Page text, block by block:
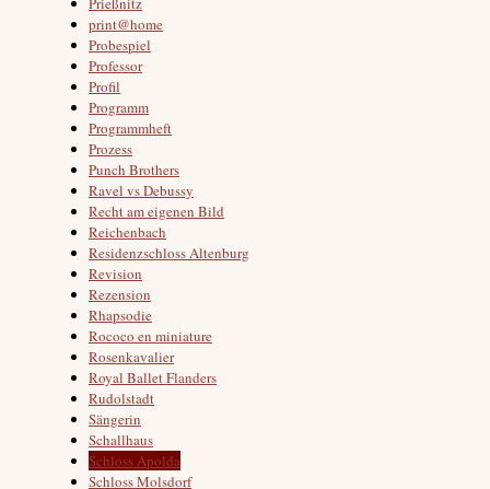
print@home
Probespiel
Professor
Profil
Programm
Programmheft
Prozess
Punch Brothers
Ravel vs Debussy
Recht am eigenen Bild
Reichenbach
Residenzschloss Altenburg
Revision
Rezension
Rhapsodie
Rococo en miniature
Rosenkavalier
Royal Ballet Flanders
Rudolstadt
Sängerin
Schallhaus
Schloss Apolda
Schloss Molsdorf